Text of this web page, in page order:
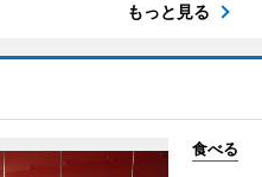
もっと見る
食べる